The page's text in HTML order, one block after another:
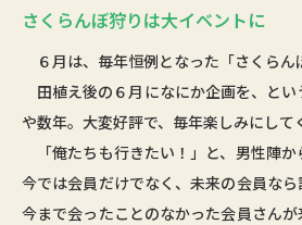
さくらんぼ狩りは大イベントに
６月は、毎年恒例となった「さくらん
田植え後の６月になにか企画を、と
や数年。大変好評で、毎年楽しみにして
「俺たちも行きたい！」と、男性陣か
今では会員だけでなく、未来の会員なら
今まで会ったことのなかった会員さん